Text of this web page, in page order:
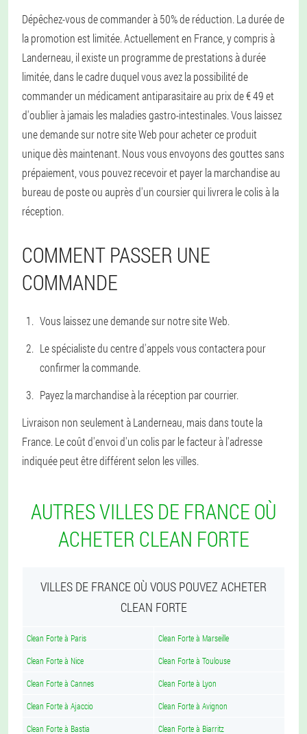
Dépêchez-vous de commander à 50% de réduction. La durée de
la promotion est limitée. Actuellement en France, y compris à
Landerneau, il existe un programme de prestations à durée
limitée, dans le cadre duquel vous avez la possibilité de
commander un médicament antiparasitaire au prix de € 49 et
d'oublier à jamais les maladies gastro-intestinales. Vous laissez
une demande sur notre site Web pour acheter ce produit
unique dès maintenant. Nous vous envoyons des gouttes sans
prépaiement, vous pouvez recevoir et payer la marchandise au
bureau de poste ou auprès d'un coursier qui livrera le colis à la
réception.
COMMENT PASSER UNE
COMMANDE
Vous laissez une demande sur notre site Web.
Le spécialiste du centre d'appels vous contactera pour
confirmer la commande.
Payez la marchandise à la réception par courrier.
Livraison non seulement à Landerneau, mais dans toute la
France. Le coût d'envoi d'un colis par le facteur à l'adresse
indiquée peut être différent selon les villes.
AUTRES VILLES DE FRANCE OÙ
ACHETER CLEAN FORTE
VILLES DE FRANCE OÙ VOUS POUVEZ ACHETER
CLEAN FORTE
Clean Forte à Paris Clean Forte à Marseille
Clean Forte à Nice Clean Forte à Toulouse
Clean Forte à Cannes Clean Forte à Lyon
Clean Forte à Ajaccio Clean Forte à Avignon
Clean Forte à Bastia Clean Forte à Biarritz